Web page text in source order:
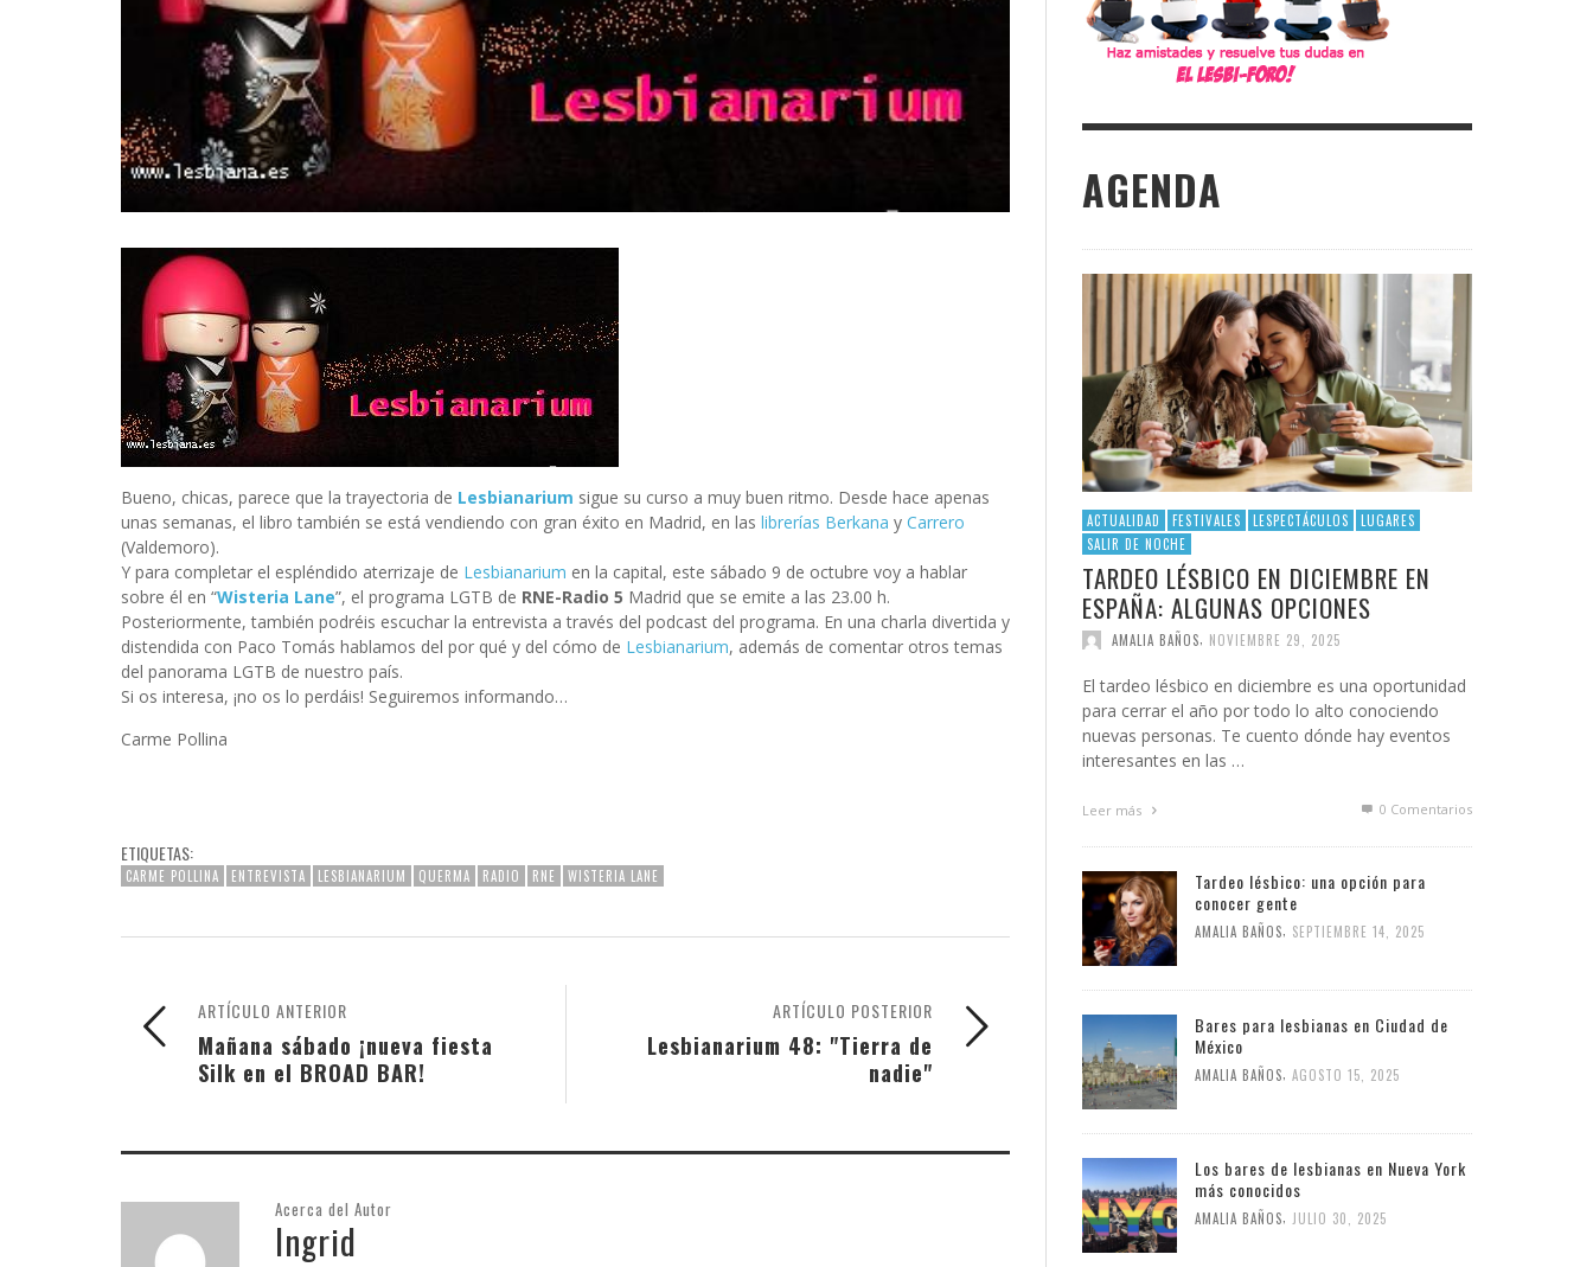
Bueno, chicas, parece que la trayectoria de Lesbianarium sigue su curso a muy buen ritmo. Desde hace apenas
unas semanas, el libro también se está vendiendo con gran éxito en Madrid, en las librerías Berkana y Carrero
(Valdemoro).
Y para completar el espléndido aterrizaje de Lesbianarium en la capital, este sábado 9 de octubre voy a hablar
sobre él en “Wisteria Lane”, el programa LGTB de RNE-Radio 5 Madrid que se emite a las 23.00 h.
Posteriormente, también podréis escuchar la entrevista a través del podcast del programa. En una charla divertida y
distendida con Paco Tomás hablamos del por qué y del cómo de Lesbianarium, además de comentar otros temas
del panorama LGTB de nuestro país.
Si os interesa, ¡no os lo perdáis! Seguiremos informando…
Carme Pollina
ETIQUETAS:
CARME POLLINA ENTREVISTA LESBIANARIUM QUERMA RADIO RNE WISTERIA LANE
ARTÍCULO POSTERIOR
Lesbianarium 48: "Tierra de
nadie"
ARTÍCULO ANTERIOR
Mañana sábado ¡nueva fiesta
Silk en el BROAD BAR!
Acerca del Autor
Ingrid
AGENDA
ACTUALIDAD FESTIVALES LESPECTÁCULOS
LUGARES
SALIR DE NOCHE
TARDEO LÉSBICO EN DICIEMBRE EN
ESPAÑA: ALGUNAS OPCIONES
AMALIA BAÑOS, NOVIEMBRE 29, 2025
El tardeo lésbico en diciembre es una oportunidad
para cerrar el año por todo lo alto conociendo
nuevas personas. Te cuento dónde hay eventos
interesantes en las …
Leer más 0 Comentarios
Tardeo lésbico: una opción para
conocer gente
AMALIA BAÑOS SEPTIEMBRE 14, 2025
Bares para lesbianas en Ciudad de
México
AMALIA BAÑOS AGOSTO 15, 2025
Los bares de lesbianas en Nueva York
más conocidos
AMALIA BAÑOS JULIO 30, 2025